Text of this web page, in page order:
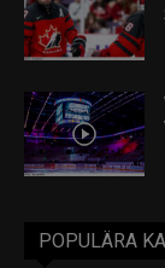
POPULÄRA